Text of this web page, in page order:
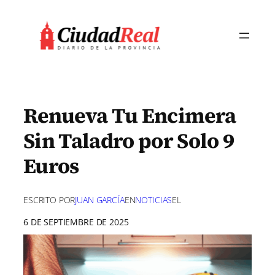
contenido
Renueva Tu Encimera
Sin Taladro por Solo 9
Euros
ESCRITO PORJUAN GARCÍAENNOTICIASEL
6 DE SEPTIEMBRE DE 2025